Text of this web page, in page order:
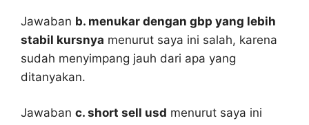
Jawaban b. menukar dengan gbp yang lebih
stabil kursnya menurut saya ini salah, karena
sudah menyimpang jauh dari apa yang
ditanyakan.
Jawaban c. short sell usd menurut saya ini